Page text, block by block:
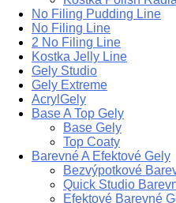
No Filing Pudding Line
No Filing Line
2 No Filing Line
Kostka Jelly Line
Gely Studio
Gely Extreme
AcrylGely
Base A Top Gely
Base Gely
Top Coaty
Barevné A Efektové Gely
Bezvýpotkové
Quick Studio
Efektové Barevné